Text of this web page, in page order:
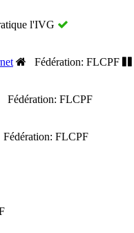
l'IVG
Fédération: FLCPF
Fédération: FLCPF
Fédération: FLCPF